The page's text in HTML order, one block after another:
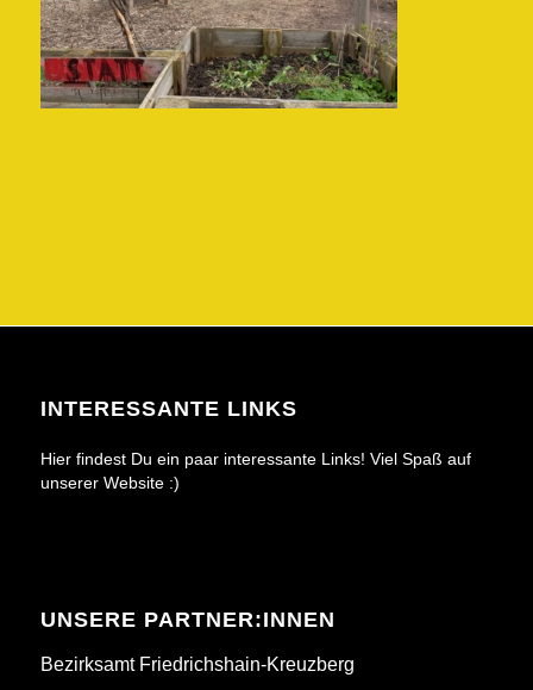
INTERESSANTE LINKS
Hier findest Du ein paar interessante Links! Viel Spaß auf
unserer Website :)
UNSERE PARTNER:INNEN
Bezirksamt Friedrichshain-Kreuzberg